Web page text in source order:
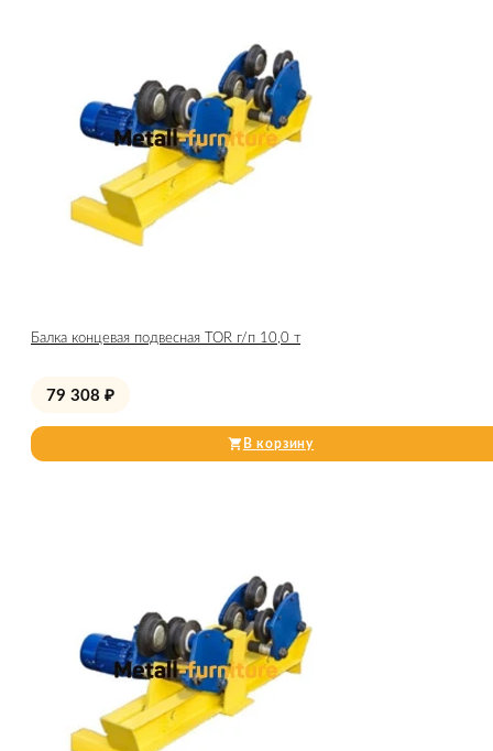
Балка концевая подвесная TOR г/п 10,0 т
79 308 ₽
В корзину